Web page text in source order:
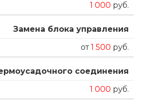
1 000 руб.
Замена блока управления
от1 500 руб.
соединения
1 000 руб.